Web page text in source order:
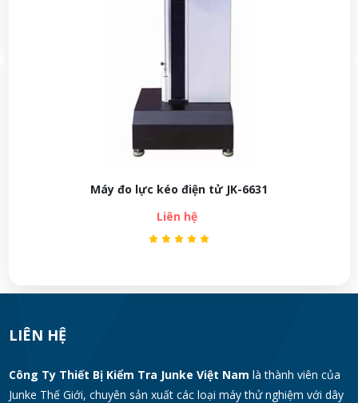
JK-6621-H Máy Kiểm Tra Độ Bền Kéo
LIÊN HỆ
Công Ty Thiết Bị Kiểm Tra Junke Việt Nam là thành viên của
Junke Thế Giới, chuyên sản xuất các loại máy thử nghiệm với dây